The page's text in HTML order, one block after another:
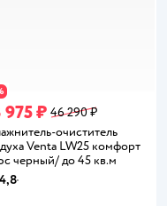
975 ₽ 46 290 ₽
очиститель
Venta LW25 комфорт
черный/ до 45 кв.м
4,8